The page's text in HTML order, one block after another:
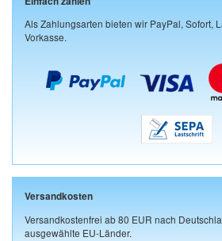
Als Zahlungsarten bieten wir PayPal, Sofort,
Vorkasse.
Versandkosten
Versandkostenfrei ab 80 EUR nach
ausgewählte EU-Länder.